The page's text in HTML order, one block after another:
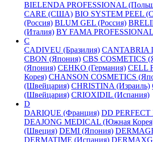
BIELENDA PROFESSIONAL
CARE (США) BIO SYSTEM PEEL
(Россия) BLUM GEL (Россия)
(Италия) BY FAMA
C
CADIVEU (Бразилия) CANTABRIA
CBON (Япония) CBS COSMETICS
(Япония) CEHKO (Германия) CELL
Корея) CHANSON COSMETICS
(Швейцария) CHRISTINA (Израиль)
(Швейцария) CRIOXIDIL (Испания)
D
DARIQUE (Франция) DD
DEAJONG MEDICAL (Южная
(Швеция) DEMI (Япония)
DERMATIME (Испания)